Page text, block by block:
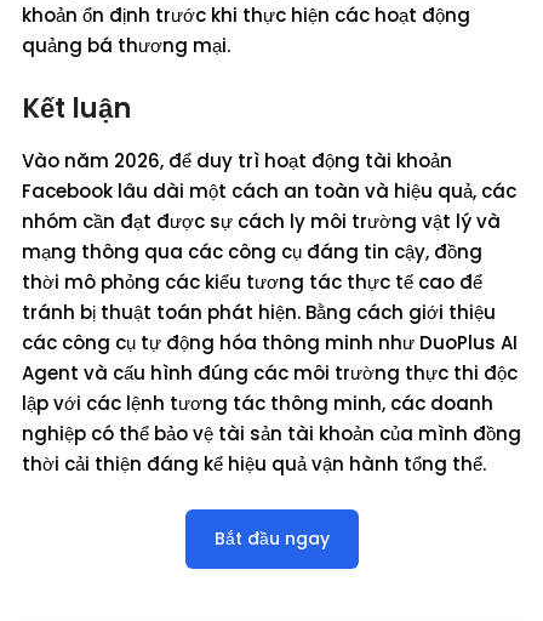
khoản ổn định trước khi thực hiện các hoạt động
quảng bá thương mại.
Kết luận
Vào năm 2026, để duy trì hoạt động tài khoản
Facebook lâu dài một cách an toàn và hiệu quả, các
nhóm cần đạt được sự cách ly môi trường vật lý và
mạng thông qua các công cụ đáng tin cậy, đồng
thời mô phỏng các kiểu tương tác thực tế cao để
tránh bị thuật toán phát hiện. Bằng cách giới thiệu
các công cụ tự động hóa thông minh như DuoPlus AI
Agent và cấu hình đúng các môi trường thực thi độc
lập với các lệnh tương tác thông minh, các doanh
nghiệp có thể bảo vệ tài sản tài khoản của mình đồng
thời cải thiện đáng kể hiệu quả vận hành tổng thể.
Bắt đầu ngay